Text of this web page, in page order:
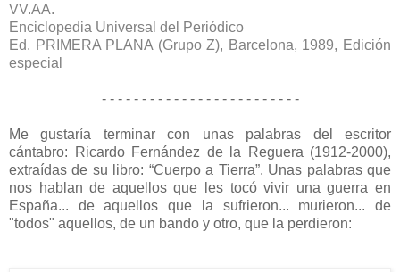
VV.AA.
Enciclopedia Universal del Periódico
Ed. PRIMERA PLANA (Grupo Z), Barcelona, 1989, Edición
especial
- - - - - - - - - - - - - - - - - - - - - - - - -
Me gustaría terminar con unas palabras del escritor
cántabro: Ricardo Fernández de la Reguera (1912-2000),
extraídas de su libro: “Cuerpo a Tierra”. Unas palabras que
nos hablan de aquellos que les tocó vivir una guerra en
España... de aquellos que la sufrieron... murieron... de
"todos" aquellos, de un bando y otro, que la perdieron: